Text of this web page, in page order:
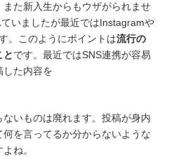
た新入生からもウザがられませ
いましたが最近ではInstagramや
。このようにポイントは流行の
とです。最近ではSNS連携が容易
した内容を
いものは廃れます。投稿が身内
を言ってるか分からないような
ね。